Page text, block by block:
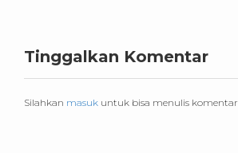
Tinggalkan Komentar
Silahkan masuk untuk bisa menulis komentar.